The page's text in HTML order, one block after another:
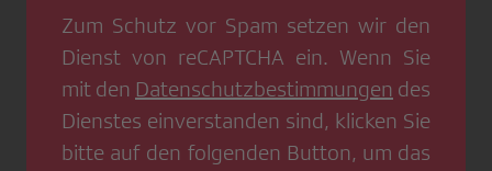
Zum Schutz vor Spam setzen wir den
Dienst von reCAPTCHA ein. Wenn Sie
mit den Datenschutzbestimmungen des
Dienstes einverstanden sind, klicken Sie
bitte auf den folgenden Button, um das